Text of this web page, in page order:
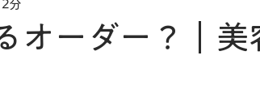
オーダー？｜美
2分